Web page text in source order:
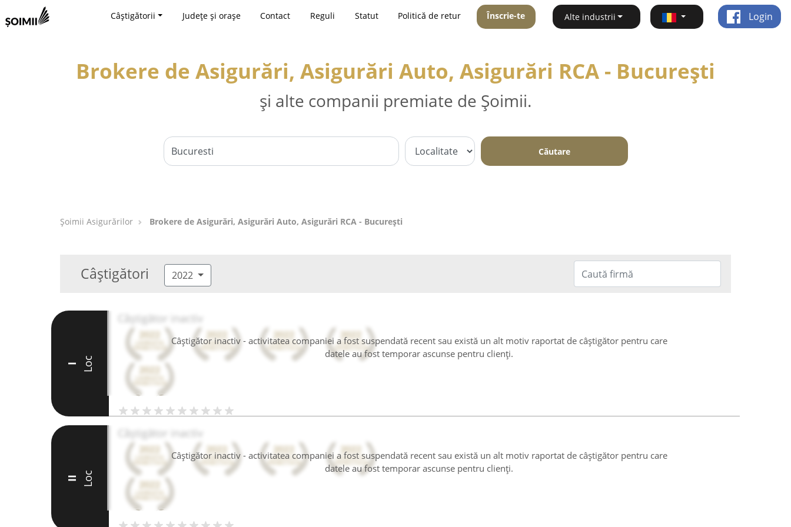
Câștigătorii Județe și orașe Contact Reguli Statut Politică de retur Înscrie-te Alte industrii Login
Brokere de Asigurări, Asigurări Auto, Asigurări RCA - Bucureşti
și alte companii premiate de Șoimii.
Căutare
Șoimii Asigurărilor Brokere de Asigurări, Asigurări Auto, Asigurări RCA - Bucureşti
Câștigători 2022
Câștigător inactiv - activitatea companiei a fost suspendată recent sau există un alt motiv raportat de câștigător pentru care
datele au fost temporar ascunse pentru clienți.
I Loc
Câștigător inactiv
Câștigător inactiv - activitatea companiei a fost suspendată recent sau există un alt motiv raportat de câștigător pentru care
datele au fost temporar ascunse pentru clienți.
II Loc
Câștigător inactiv